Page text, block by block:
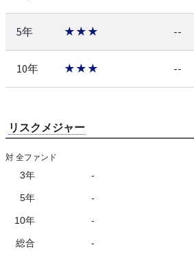
5年 ★★★ --
10年 ★★★ --
リスクメジャー
対 全ファンド
3年 -
5年 -
10年 -
総合 -